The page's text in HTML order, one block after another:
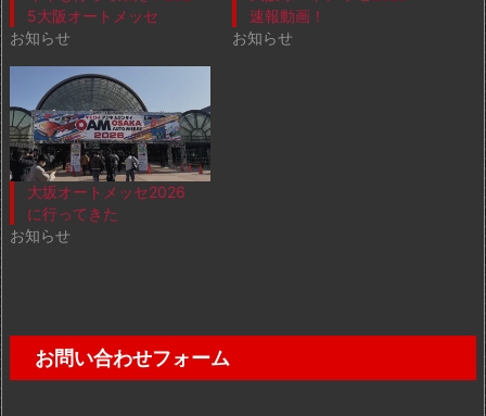
5大阪オートメッセ
お知らせ
速報動画！
お知らせ
大坂オートメッセ2026
に行ってきた
お知らせ
お問い合わせフォーム